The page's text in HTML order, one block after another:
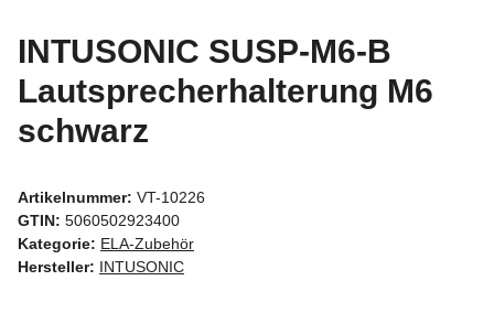
INTUSONIC SUSP-M6-B
Lautsprecherhalterung M6
schwarz
Artikelnummer: VT-10226
GTIN: 5060502923400
Kategorie: ELA-Zubehör
Hersteller: INTUSONIC